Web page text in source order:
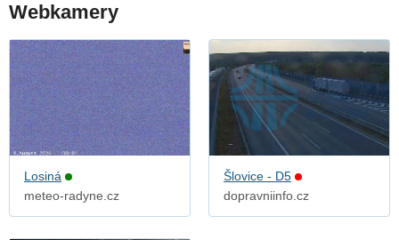
Webkamery
Losiná
meteo-radyne.cz
Šlovice - D5
dopravniinfo.cz